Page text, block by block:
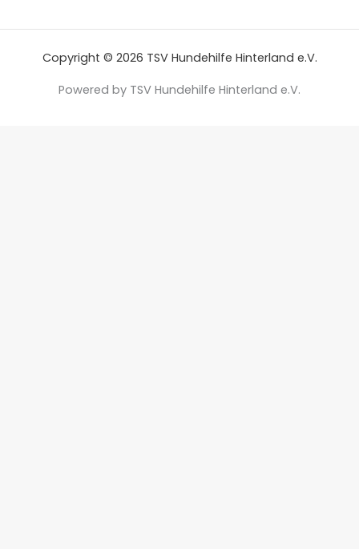
Copyright © 2026 TSV Hundehilfe Hinterland e.V.
Powered by TSV Hundehilfe Hinterland e.V.